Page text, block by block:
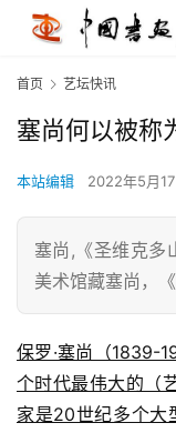
首页 艺坛快讯
塞尚何以被称
本站编辑 2022年5月
塞尚,《圣维克多
美术馆藏塞尚，
保罗·塞尚（1839-
个时代最伟大的（
家是20世纪多个大